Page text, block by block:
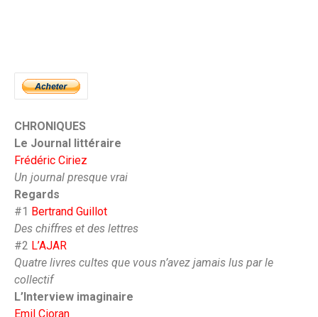
CHRONIQUES
Le Journal littéraire
Frédéric Ciriez
Un journal presque vrai
Regards
#1 Bertrand Guillot
Des chiffres et des lettres
#2 L’AJAR
Quatre livres cultes que vous n’avez jamais lus par le
collectif
L’Interview imaginaire
Emil Cioran